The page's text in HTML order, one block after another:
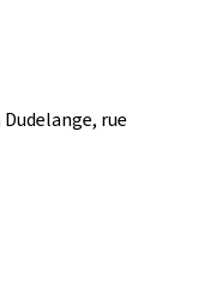
rue